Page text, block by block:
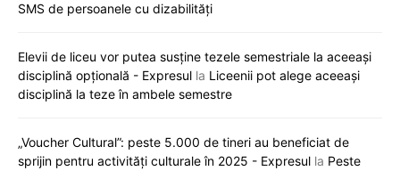
SMS de persoanele cu dizabilități
Elevii de liceu vor putea susține tezele semestriale la aceeași
disciplină opțională - Expresul la Liceenii pot alege aceeași
disciplină la teze în ambele semestre
„Voucher Cultural”: peste 5.000 de tineri au beneficiat de
sprijin pentru activități culturale în 2025 - Expresul la Peste